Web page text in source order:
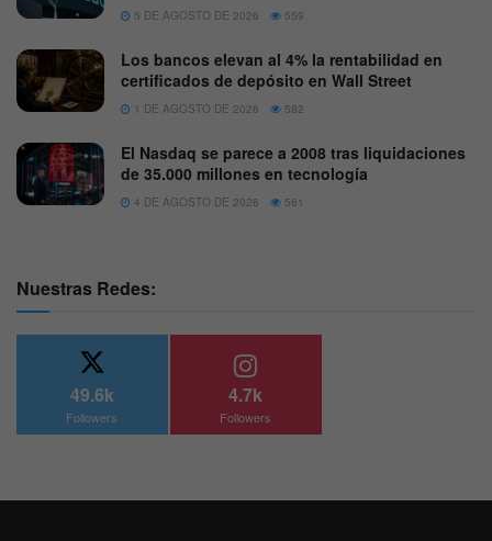
5 DE AGOSTO DE 2026 559
Los bancos elevan al 4% la rentabilidad en
certificados de depósito en Wall Street
1 DE AGOSTO DE 2026 582
El Nasdaq se parece a 2008 tras liquidaciones
de 35.000 millones en tecnología
4 DE AGOSTO DE 2026 561
Nuestras Redes:
49.6k
Followers
4.7k
Followers